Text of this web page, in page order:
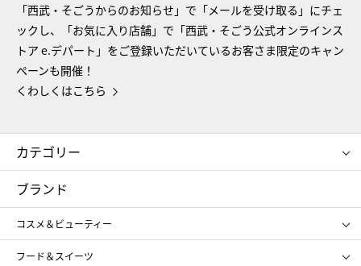
「西武・そごうからのお知らせ」で「メールを受け取る」にチェ
ックし、「お気に入り店舗」で「西武・そごう公式オンラインス
トア e.デパート」をご登録いただいているお客さま限定のキャン
ペーンも開催！
くわしくはこちら
カテゴリー
コスメ＆ビューティー
ギフト
レディース
メンズ
スポーツ・アウトドア
ブランド
コスメ＆ビューティー
SHISEIDO
フード＆スイーツ